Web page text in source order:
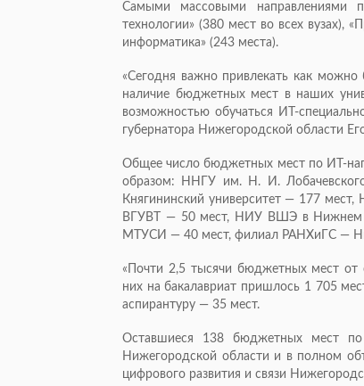
Самыми массовыми направлениями
технологии» (380 мест во всех вузах),
информатика» (243 места).
«Сегодня важно привлекать как
наличие бюджетных мест в наших
возможностью обучаться ИТ-
губернатора Нижегородской области
Общее число бюджетных мест по ИТ-
образом: ННГУ им. Н. И.
Княгининский университет — 177
ВГУВТ — 50 мест, НИУ ВШЭ в
МТУСИ — 40 мест, филиал РАНХиГС —
«Почти 2,5 тысячи бюджетных мест от
них на бакалавриат пришлось 1 705
аспирантуру — 35 мест.
Оставшиеся 138 бюджетных мест по
Нижегородской области и в полном
цифрового развития и связи